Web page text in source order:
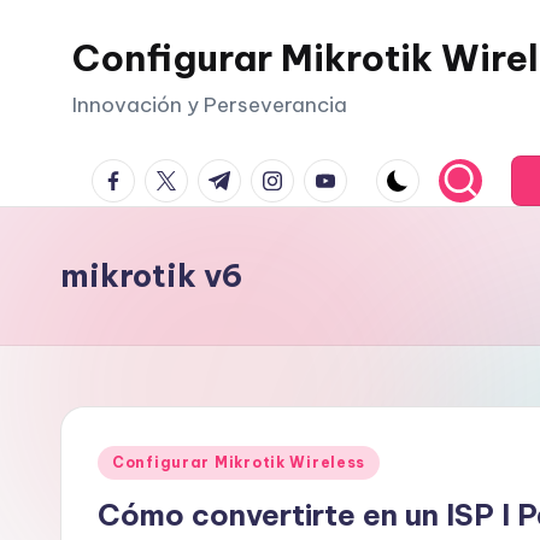
Configurar Mikrotik
Innovación y Perseverancia
facebook.com
twitter.com
t.me instagram.com
youtube.com
mikrotik v6
Publicado
Configurar Mikrotik Wireless
Cómo convertirte en un ISP I